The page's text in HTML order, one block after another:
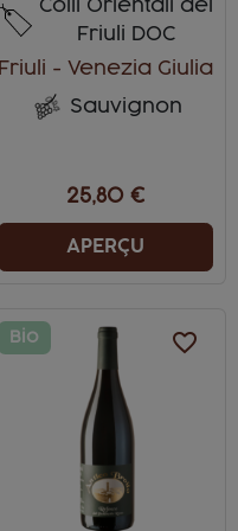
Colli Orientali del
Friuli DOC
Friuli - Venezia Giulia
Sauvignon
25,80 €
APERÇU
favorite_border
Bio